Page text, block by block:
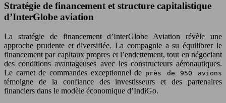
Stratégie de financement et structure capitalistique
d’InterGlobe aviation
La stratégie de financement d’InterGlobe Aviation révèle une
approche prudente et diversifiée. La compagnie a su équilibrer le
financement par capitaux propres et l’endettement, tout en négociant
des conditions avantageuses avec les constructeurs aéronautiques.
Le carnet de commandes exceptionnel de près de 950 avions
témoigne de la confiance des investisseurs et des partenaires
financiers dans le modèle économique d’IndiGo.